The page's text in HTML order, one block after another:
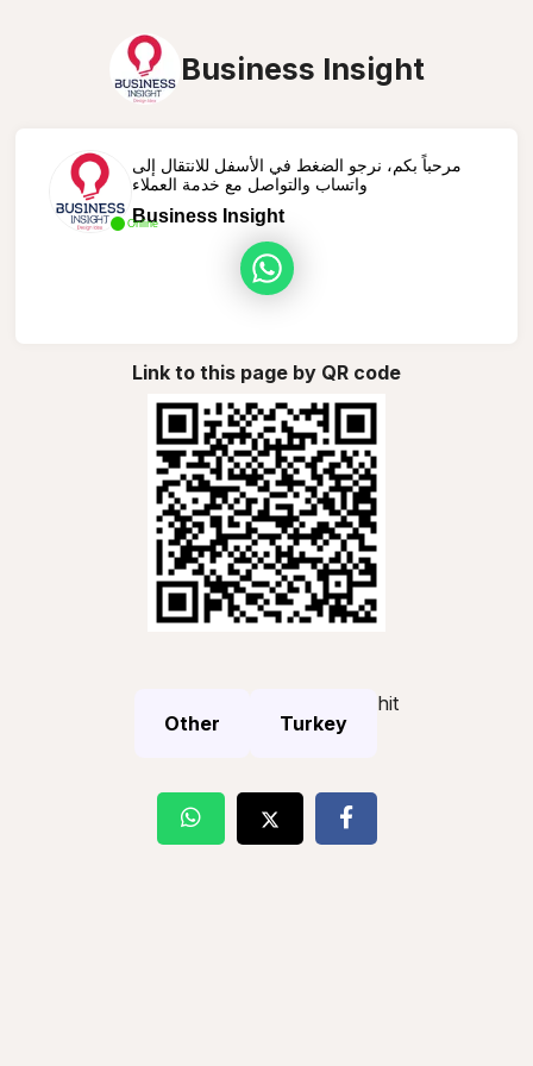
Business Insight
Online
مرحباً بكم، نرجو الضغط في الأسفل للانتقال إلى
واتساب والتواصل مع خدمة العملاء
Business Insight
Link to this page by QR code
Other Turkey
hit